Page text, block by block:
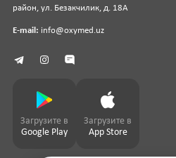
район, ул. Безакчилик, д. 18А
E-mail: info@oxymed.uz
Загрузите в
Google Play
Загрузите в
App Store